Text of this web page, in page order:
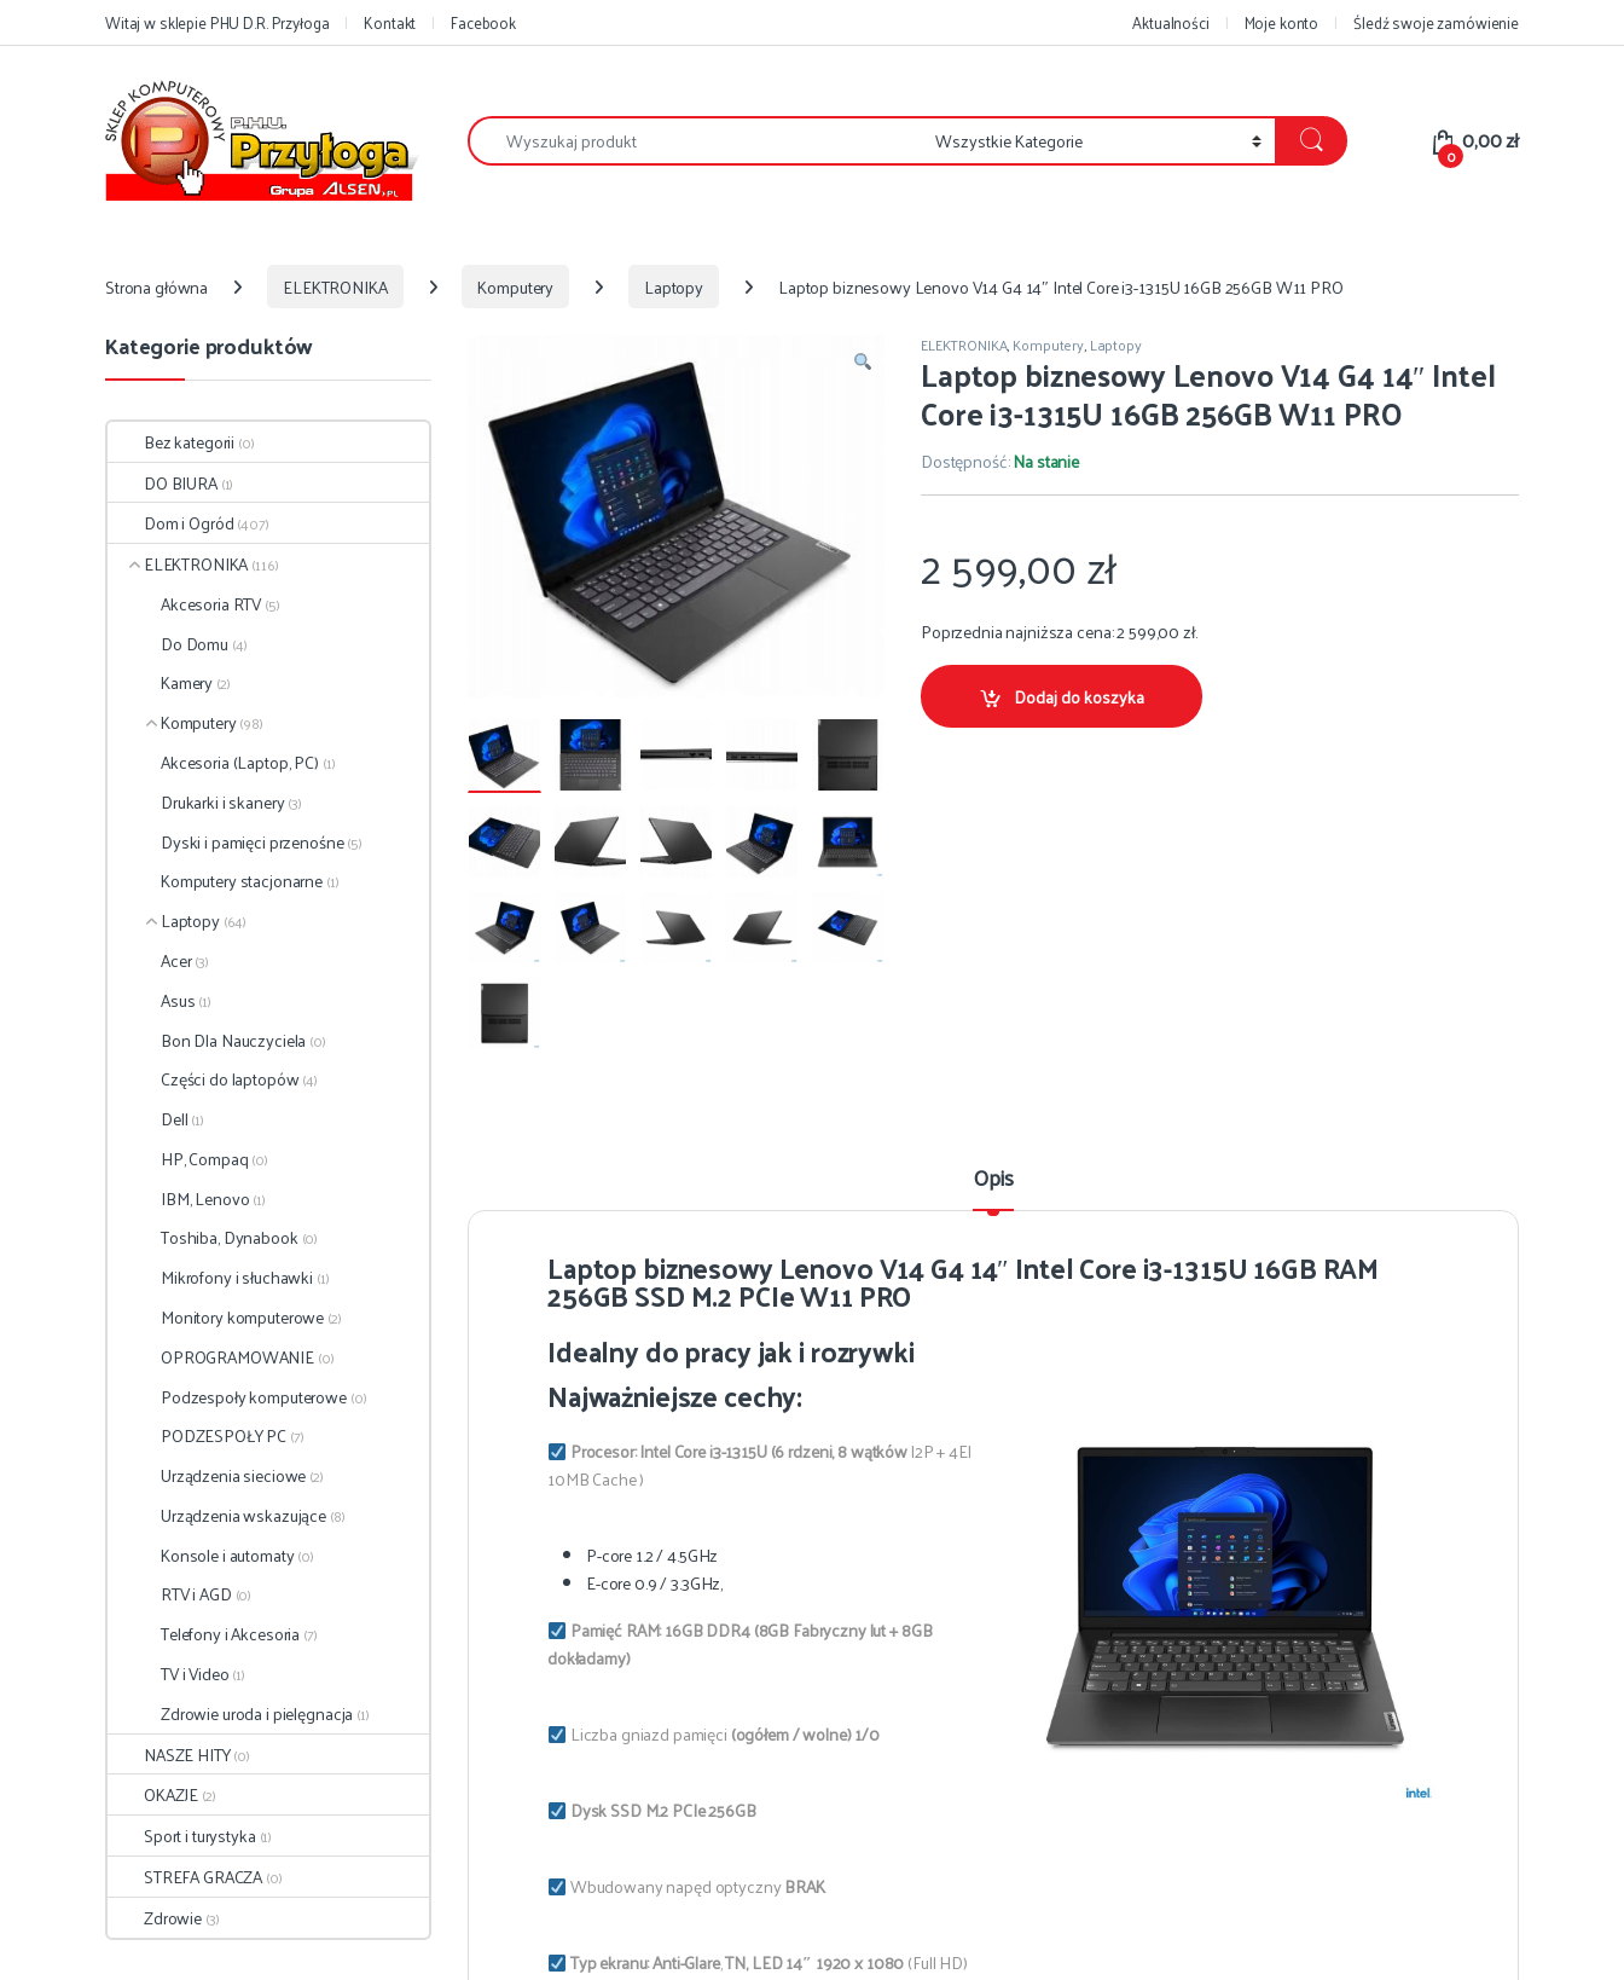
Przejdź do nawigacji
Przejdź do treściWitaj w sklepie PHU D.R. Przyłoga Kontakt Facebook Aktualności Moje konto Śledź swoje zamówienie
Szukaj:
0 0,00zł
Strona główna ELEKTRONIKA Komputery Laptopy Laptop biznesowy Lenovo V14 G4 14″ Intel Core i3-1315U 16GB 256GB W11 PRO
ELEKTRONIKA,Komputery,Laptopy
Laptop biznesowy Lenovo V14 G4 14″ Intel
Core i3-1315U 16GB 256GB W11 PRO
Dostępność:Na stanie
2 599,00zł
Poprzednia najniższa cena:2 599,00zł.
Dodaj do koszyka
Opis
Laptop biznesowy Lenovo V14 G4 14″ Intel Core i3-1315U 16GB RAM
256GB SSD M.2 PCIe W11 PRO
Idealny do pracy jak i rozrywki
Najważniejsze cechy:
Procesor:Intel Core i3-1315U (6 rdzeni, 8 wątków|2P + 4E|
10MB Cache )
P-core 1.2 / 4.5GHz
E-core 0.9 / 3.3GHz,
Pamięć RAM: 16GBDDR4 (8GB Fabryczny lut + 8GB
dokładamy)
Liczba gniazd pamięci (ogółem / wolne) 1/0
Dysk SSD M.2 PCIe 256GB
Wbudowany napęd optycznyBRAK
Typ ekranu:Anti-Glare,TN,LED 14″ 1920 x 1080(Full HD)
Kategorie produktów
Bez kategorii (0)
DO BIURA(1)
Dom i Ogród(407)
ELEKTRONIKA(116)
Akcesoria RTV(5)
Do Domu (4)
Kamery(2)
Komputery(98)
Akcesoria (Laptop, PC) (1)
Drukarki i skanery(3)
Dyski i pamięci przenośne(5)
Komputery stacjonarne(1)
Laptopy(64)
Acer(3)
Asus(1)
Bon Dla Nauczyciela (0)
Części do laptopów(4)
Dell(1)
HP, Compaq(0)
IBM, Lenovo(1)
Toshiba, Dynabook(0)
Mikrofony i słuchawki (1)
Monitory komputerowe(2)
OPROGRAMOWANIE(0)
Podzespoły komputerowe(0)
PODZESPOŁY PC(7)
Urządzenia sieciowe(2)
Urządzenia wskazujące(8)
Konsole i automaty(0)
RTV i AGD (0)
Telefony i Akcesoria (7)
TV i Video(1)
Zdrowie uroda i pielęgnacja (1)
NASZE HITY(0)
OKAZJE(2)
Sport i turystyka (1)
STREFA GRACZA(0)
Zdrowie(3)